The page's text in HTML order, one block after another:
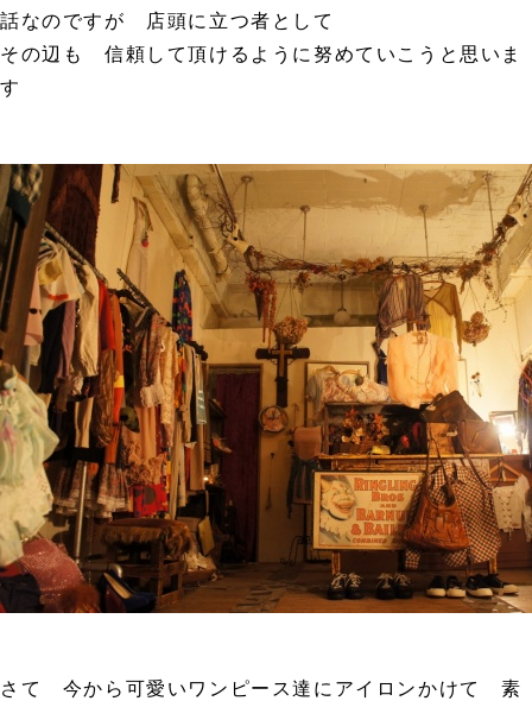
話なのですが 店頭に立つ者として
その辺も 信頼して頂けるように努めていこうと思いま
す
さて 今から可愛いワンピース達にアイロンかけて 素